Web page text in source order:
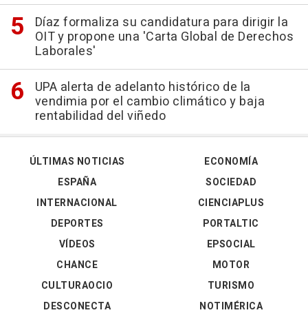
Díaz formaliza su candidatura para dirigir la
OIT y propone una 'Carta Global de Derechos
Laborales'
UPA alerta de adelanto histórico de la
vendimia por el cambio climático y baja
rentabilidad del viñedo
ÚLTIMAS NOTICIAS
ESPAÑA
INTERNACIONAL
DEPORTES
VÍDEOS
ECONOMÍA
SOCIEDAD
CIENCIAPLUS
PORTALTIC
EPSOCIAL
CHANCE
CULTURAOCIO
DESCONECTA
MOTOR
TURISMO
NOTIMÉRICA